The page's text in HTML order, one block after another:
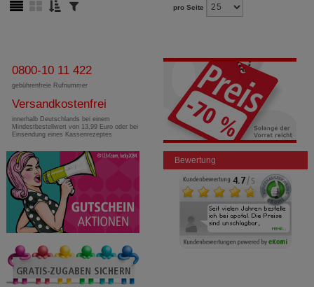
pro Seite
0800-10 11 422
gebührenfreie Rufnummer
Versandkostenfrei
innerhalb Deutschlands bei einem
Mindestbestellwert von 13,99 Euro oder bei
Einsendung eines Kassenrezeptes
Bewertung